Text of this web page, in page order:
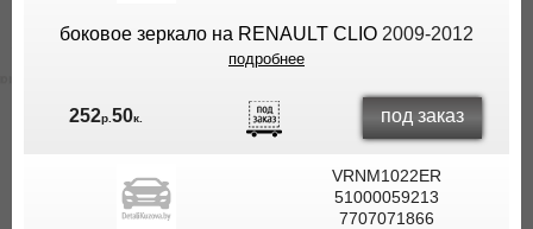
боковое зеркало на RENAULT CLIO 2009-2012
подробнее
252р. 50к. под заказ
VRNM1022ER
51000059213
7707071866